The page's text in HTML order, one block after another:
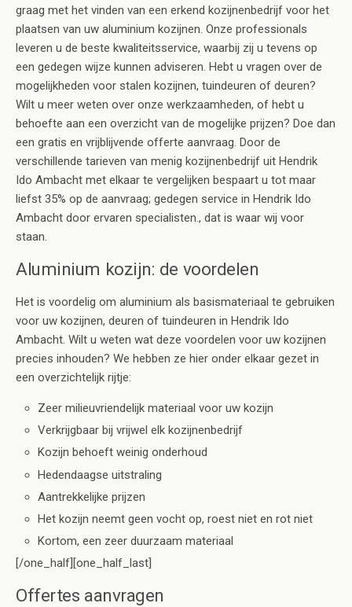
graag met het vinden van een erkend kozijnenbedrijf voor het
plaatsen van uw aluminium kozijnen. Onze professionals
leveren u de beste kwaliteitsservice, waarbij zij u tevens op
een gedegen wijze kunnen adviseren. Hebt u vragen over de
mogelijkheden voor stalen kozijnen, tuindeuren of deuren?
Wilt u meer weten over onze werkzaamheden, of hebt u
behoefte aan een overzicht van de mogelijke prijzen? Doe dan
een gratis en vrijblijvende offerte aanvraag. Door de
verschillende tarieven van menig kozijnenbedrijf uit Hendrik
Ido Ambacht met elkaar te vergelijken bespaart u tot maar
liefst 35% op de aanvraag; gedegen service in Hendrik Ido
Ambacht door ervaren specialisten., dat is waar wij voor
staan.
Aluminium kozijn: de voordelen
Het is voordelig om aluminium als basismateriaal te gebruiken
voor uw kozijnen, deuren of tuindeuren in Hendrik Ido
Ambacht. Wilt u weten wat deze voordelen voor uw kozijnen
precies inhouden? We hebben ze hier onder elkaar gezet in
een overzichtelijk rijtje:
Zeer milieuvriendelijk materiaal voor uw kozijn
Verkrijgbaar bij vrijwel elk kozijnenbedrijf
Kozijn behoeft weinig onderhoud
Hedendaagse uitstraling
Aantrekkelijke prijzen
Het kozijn neemt geen vocht op, roest niet en rot niet
Kortom, een zeer duurzaam materiaal
[/one_half][one_half_last]
Offertes aanvragen